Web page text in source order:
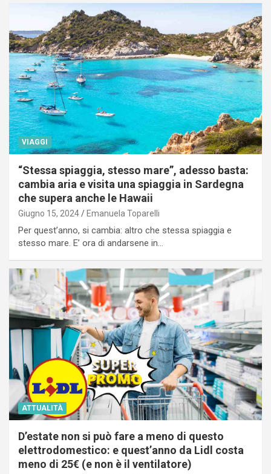
VIAGGI
“Stessa spiaggia, stesso mare”, adesso basta:
cambia aria e visita una spiaggia in Sardegna
che supera anche le Hawaii
Giugno 15, 2024 Emanuela Toparelli
Per quest’anno, si cambia: altro che stessa spiaggia e
stesso mare. E’ ora di andarsene in…
ATTUALITÀ
D’estate non si può fare a meno di questo
elettrodomestico: e quest’anno da Lidl costa
meno di 25€ (e non è il ventilatore)